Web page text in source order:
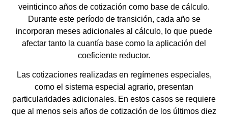
veinticinco años de cotización como base de cálculo.
Durante este período de transición, cada año se
incorporan meses adicionales al cálculo, lo que puede
afectar tanto la cuantía base como la aplicación del
coeficiente reductor.
Las cotizaciones realizadas en regímenes especiales,
como el sistema especial agrario, presentan
particularidades adicionales. En estos casos se requiere
que al menos seis años de cotización de los últimos diez